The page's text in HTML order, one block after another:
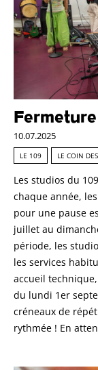
10.07.2025
LE 109 LE COIN
Les studios du
chaque année,
pour une pause
juillet au
période, les
les services
accueil
du lundi 1er
créneaux de
rythmée ! En